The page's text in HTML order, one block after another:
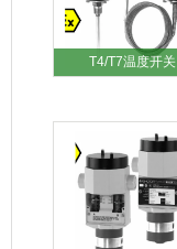
T4/T7温度开关